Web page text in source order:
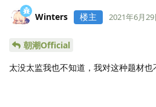
Winters 楼主 2021年6月29
朝潮Official
太没太监我也不知道，我对这种题材也